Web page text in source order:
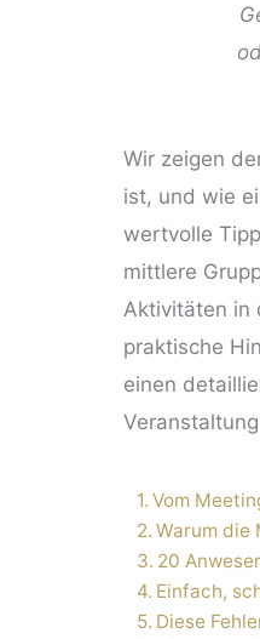
Wir zeigen
ist, und wie
wertvolle
mittlere
Aktivitäten in
praktische
einen
Vom
Warum die
20
Einfach,
Diese